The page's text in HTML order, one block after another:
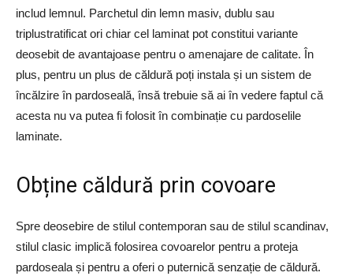
includ lemnul. Parchetul din lemn masiv, dublu sau
triplustratificat ori chiar cel laminat pot constitui variante
deosebit de avantajoase pentru o amenajare de calitate. În
plus, pentru un plus de căldură poți instala și un sistem de
încălzire în pardoseală, însă trebuie să ai în vedere faptul că
acesta nu va putea fi folosit în combinație cu pardoselile
laminate.
Obține căldură prin covoare
Spre deosebire de stilul contemporan sau de stilul scandinav,
stilul clasic implică folosirea covoarelor pentru a proteja
pardoseala și pentru a oferi o puternică senzație de căldură.